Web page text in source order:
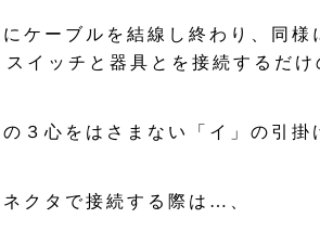
ケーブルを結線し終わり、同様
イッチと器具とを接続するだけ
３心をはさまない「イ」の引掛
クタで接続する際は…、